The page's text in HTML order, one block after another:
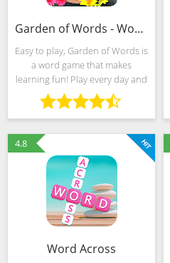
Garden of Words - Word game
Easy to play, Garden of Words is
a word game that makes
learning fun! Play every day and
improve your spelling!
Memorize new words and
expand your vocabulary! -
Simple and accessible: slide
4.8
Word Across